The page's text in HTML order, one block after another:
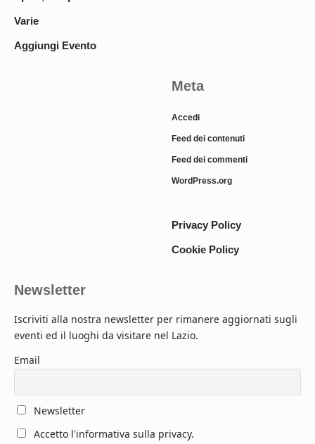
Varie
Aggiungi Evento
Meta
Accedi
Feed dei contenuti
Feed dei commenti
WordPress.org
Privacy Policy
Cookie Policy
Newsletter
Iscriviti alla nostra newsletter per rimanere aggiornati sugli
eventi ed il luoghi da visitare nel Lazio.
Email
Newsletter
Accetto l'informativa sulla privacy.